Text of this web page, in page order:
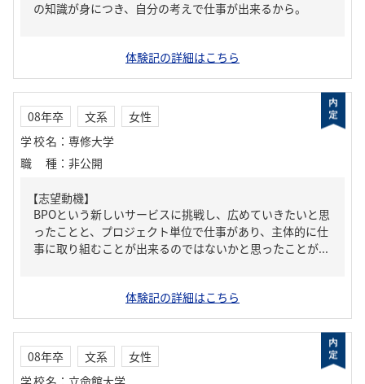
の知識が身につき、自分の考えで仕事が出来るから。
体験記の詳細はこちら
08年卒 文系
女性
学校名 ： 専修大学
職種 ： 非公開
【志望動機】
BPOという新しいサービスに挑戦し、広めていきたいと思
ったことと、プロジェクト単位で仕事があり、主体的に仕
事に取り組むことが出来るのではないかと思ったことが...
体験記の詳細はこちら
08年卒 文系
女性
学校名 ： 立命館大学